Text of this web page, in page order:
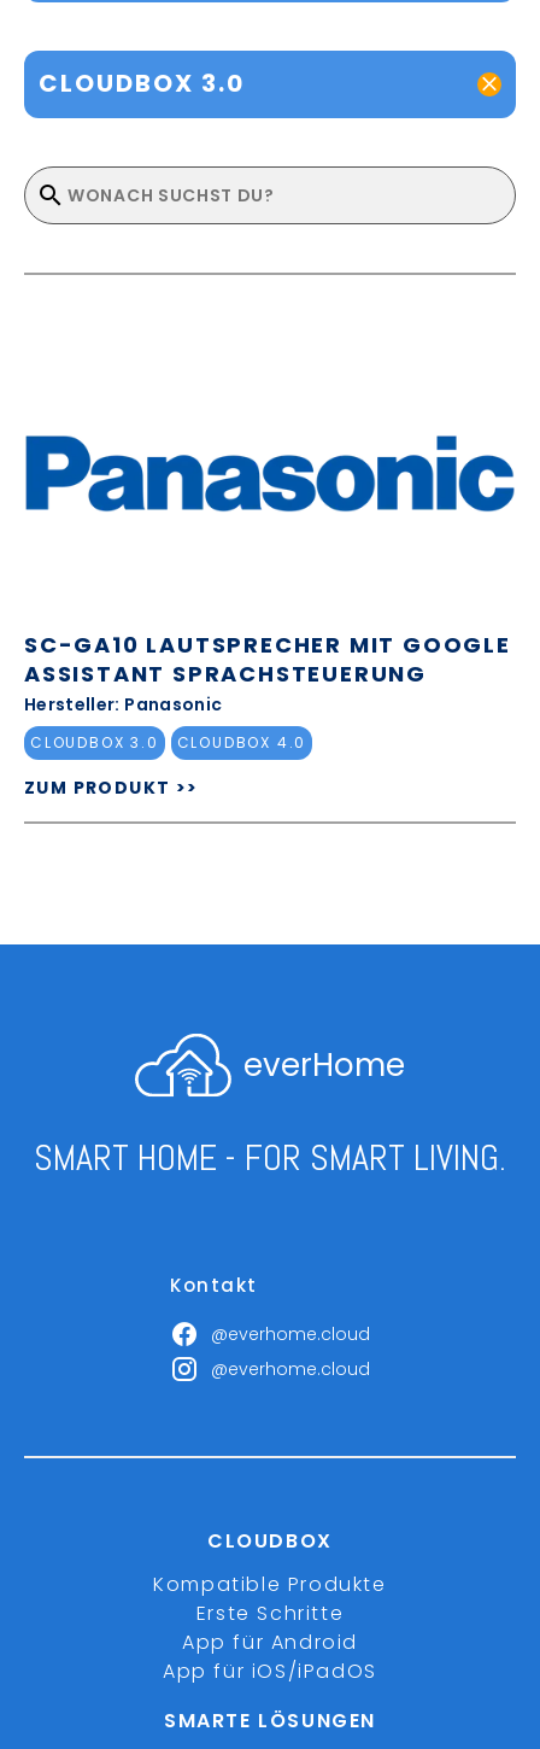
CLOUDBOX 3.0
SC-GA10 LAUTSPRECHER MIT GOOGLE
ASSISTANT SPRACHSTEUERUNG
Hersteller: Panasonic
CLOUDBOX 3.0 CLOUDBOX 4.0
ZUM PRODUKT >>
everHome
SMART HOME - FOR SMART LIVING.
Kontakt
@everhome.cloud
@everhome.cloud
CLOUDBOX
Kompatible Produkte
Erste Schritte
App für Android
App für iOS/iPadOS
SMARTE LÖSUNGEN